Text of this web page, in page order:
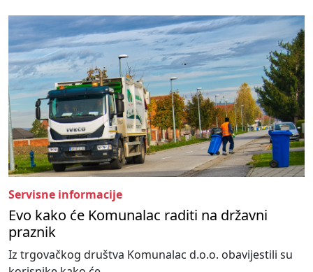
Servisne informacije
Evo kako će Komunalac raditi na državni
praznik
Iz trgovačkog društva Komunalac d.o.o. obavijestili su